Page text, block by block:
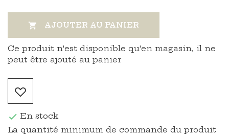
 AJOUTER AU PANIER
Ce produit n'est disponible qu'en magasin, il ne
peut être ajouté au panier
 En stock
La quantité minimum de commande du produit